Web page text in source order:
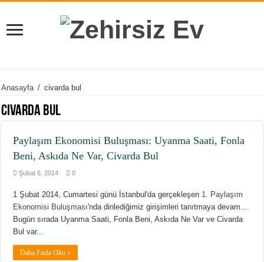
Anasayfa / civarda bul
civarda bul
Paylaşım Ekonomisi Buluşması: Uyanma Saati, Fonla
Beni, Askıda Ne Var, Civarda Bul
Şubat 6, 2014 0
1 Şubat 2014, Cumartesi günü İstanbul'da gerçekleşen 1. Paylaşım
Ekonomisi Buluşması'nda dinlediğimiz girişimleri tanıtmaya devam...
Bugün sırada Uyanma Saati, Fonla Beni, Askıda Ne Var ve Civarda
Bul var...
Daha Fazla Oku »